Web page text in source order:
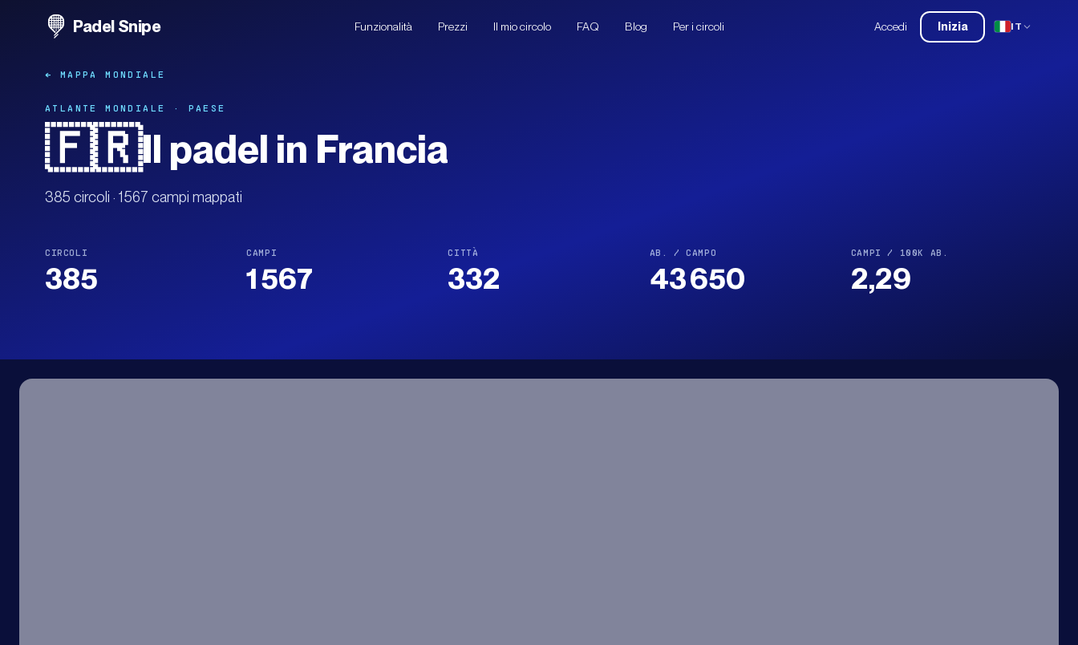
Padel Snipe Funzionalità Prezzi Il mio circolo FAQ Blog Per i circoli Accedi Inizia IT
← MAPPA MONDIALE
ATLANTE MONDIALE · PAESE
🇫🇷Il padel in Francia
385 circoli · 1 567 campi mappati
CIRCOLI
385
CAMPI
1 567
CITTÀ
332
AB. / CAMPO
43 650
CAMPI / 100K AB.
2,29